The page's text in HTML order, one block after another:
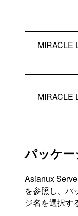
MIRACLE
MIRACLE
パッケ
Asianux
を参照し、パ
ジ名を選択す